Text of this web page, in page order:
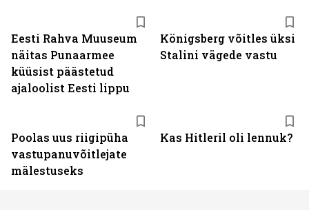
Eesti Rahva Muuseum
näitas Punaarmee
küüsist päästetud
ajaloolist Eesti lippu
Königsberg võitles üksi
Stalini vägede vastu
Poolas uus riigipüha
vastupanuvõitlejate
mälestuseks
Kas Hitleril oli lennuk?